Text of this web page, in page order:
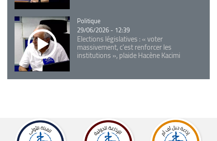
Catégorie
Politique
29/06/2026 - 12:39
Elections législatives : « voter
massivement, c'est renforcer les
institutions », plaide Hacène Kacimi